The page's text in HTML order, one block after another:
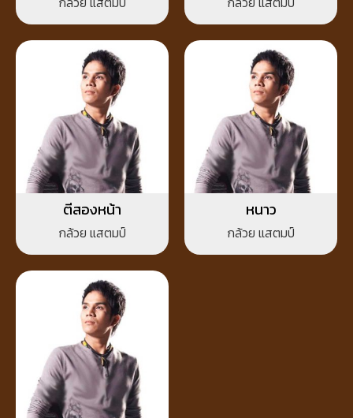
ตีสองหน้า
กล้วย แสตมป์
หนาว
กล้วย แสตมป์